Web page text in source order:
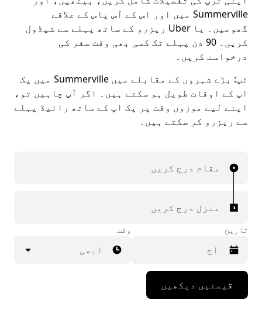
Summerville میں اور اس کے آس پاس کے علاقے
گھومیں۔ یا Uber ریزرو کے ساتھ پہلے سے شیڈول
کریں۔ 90 دن پہلے تک کسی بھی وقت سفر کی
درخواست کریں۔
ٹپ:
بڑے شہروں کے مقابلے میں Summerville میں پک
اپ کے اوقات طویل ہو سکتے ہيں۔ اگر آپ چاہیں تو،
اپنے لیے موزوں وقت پر پک اپ کے ساتھ رائیڈ پہلے
سے ریزرو کر سکتے ہیں۔
مقام درج کریں
منزل درج کریں
تاریخ
Press
down
وقت
ابھی
قیمتیں دیکھیں